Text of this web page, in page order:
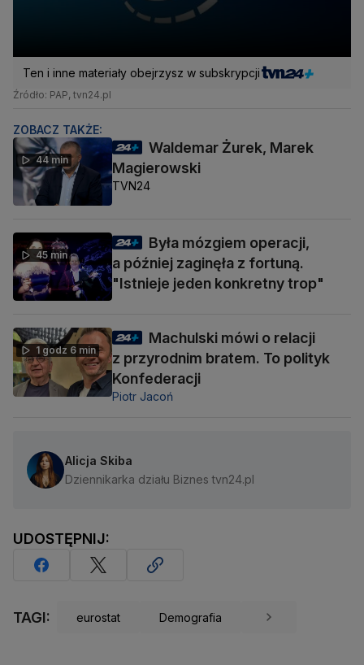
Ten i inne materiały obejrzysz w subskrypcji
Źródło: PAP, tvn24.pl
ZOBACZ TAKŻE:
44 min
Waldemar Żurek, Marek
Magierowski
TVN24
45 min
Była mózgiem operacji,
a później zaginęła z fortuną.
"Istnieje jeden konkretny trop"
1 godz 6 min
Machulski mówi o relacji
z przyrodnim bratem. To polityk
Konfederacji
Piotr Jacoń
Alicja Skiba
Dziennikarka działu Biznes tvn24.pl
UDOSTĘPNIJ:
TAGI: eurostat Demografia